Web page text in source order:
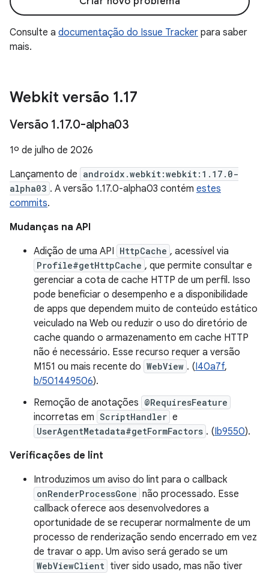
Consulte a documentação do Issue Tracker para saber
mais.
Webkit versão 1.17
Versão 1.17.0-alpha03
1º de julho de 2026
Lançamento de androidx.webkit:webkit:1.17.0-
alpha03 . A versão 1.17.0-alpha03 contém estes
commits.
Mudanças na API
Adição de uma API HttpCache , acessível via
Profile#getHttpCache , que permite consultar e
gerenciar a cota de cache HTTP de um perfil. Isso
pode beneficiar o desempenho e a disponibilidade
de apps que dependem muito de conteúdo estático
veiculado na Web ou reduzir o uso do diretório de
cache quando o armazenamento em cache HTTP
não é necessário. Esse recurso requer a versão
M151 ou mais recente do WebView . (I40a7f,
b/501449506).
Remoção de anotações @RequiresFeature
incorretas em ScriptHandler e
UserAgentMetadata#getFormFactors . (Ib9550).
Verificações de lint
Introduzimos um aviso do lint para o callback
onRenderProcessGone não processado. Esse
callback oferece aos desenvolvedores a
oportunidade de se recuperar normalmente de um
processo de renderização sendo encerrado em vez
de travar o app. Um aviso será gerado se um
WebViewClient tiver sido usado, mas não tiver